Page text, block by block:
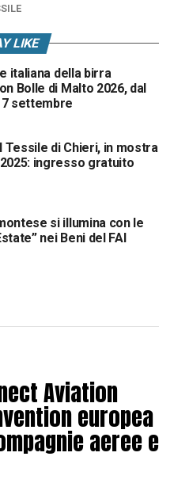
LIKE
italiana della birra
Bolle di Malto 2026, dal
settembre
Tessile di Chieri, in mostra
ingresso gratuito
si illumina con le
nei Beni del FAI
Aviation
europea
aeree e